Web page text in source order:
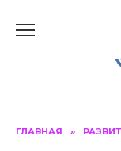
ГЛАВНАЯ »